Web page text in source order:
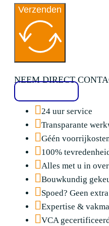
Verzenden
NEEM DIRECT
24 uur service
Transparante
Géén
100%
Alles met u in
Bouwkundig
Spoed? Geen
Expertise &
VCA